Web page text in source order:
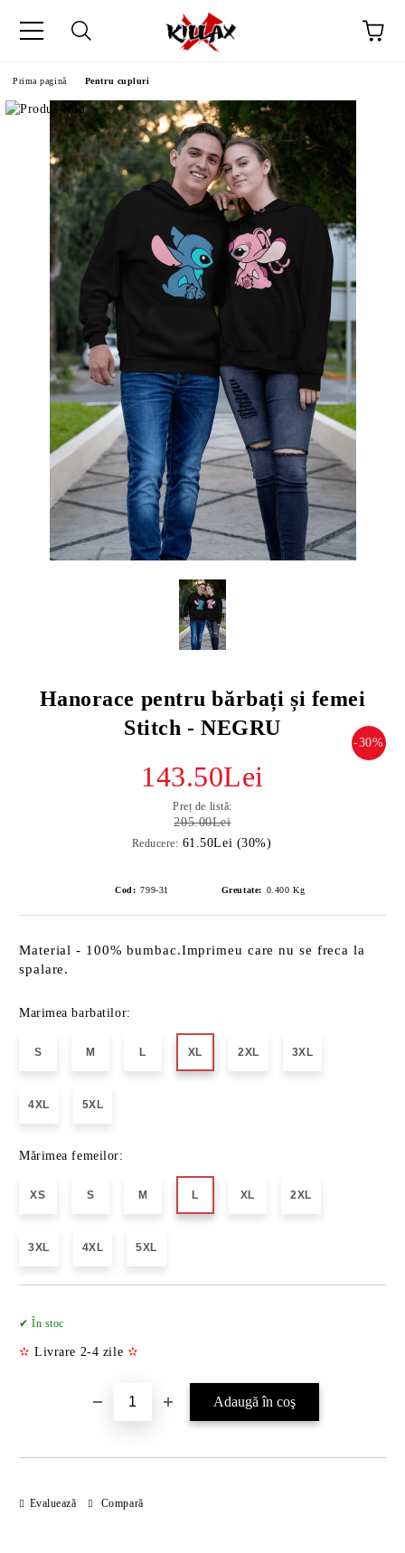
Prima pagină Pentru cupluri
Hanorace pentru bărbați și femei
Stitch - NEGRU
-30%
143.50Lei
Preț de listă:
205.00Lei
Reducere: 61.50Lei (30%)
Cod: 799-31 Greutate: 0.400 Kg
Material - 100% bumbac.Imprimeu care nu se freca la
spalare.
Marimea barbatilor:
S M L XL 2XL 3XL
4XL 5XL
Mărimea femeilor:
XS S M L XL 2XL
3XL 4XL 5XL
✔ În stoc
✫ Livrare 2-4 zile ✫
Evaluează Compară